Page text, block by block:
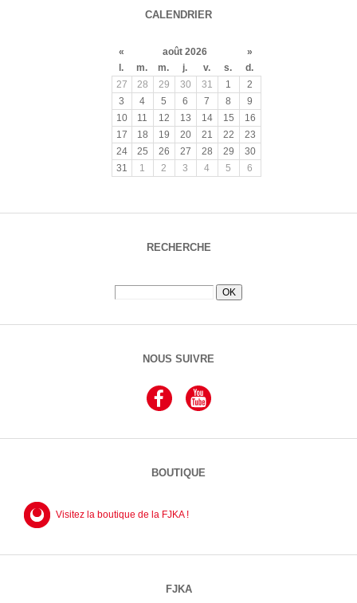
CALENDRIER
« août 2026
»
l.
m. m. j. v. s.
d.
27
28 29 30 31 1
2
3
4 5 6 7 8
9
10
11 12 13 14 15
16
17
18 19 20 21 22
23
24
25 26 27 28 29
30
31
1 2 3 4 5 6
RECHERCHE
NOUS SUIVRE
BOUTIQUE
Visitez la boutique de la FJKA !
FJKA